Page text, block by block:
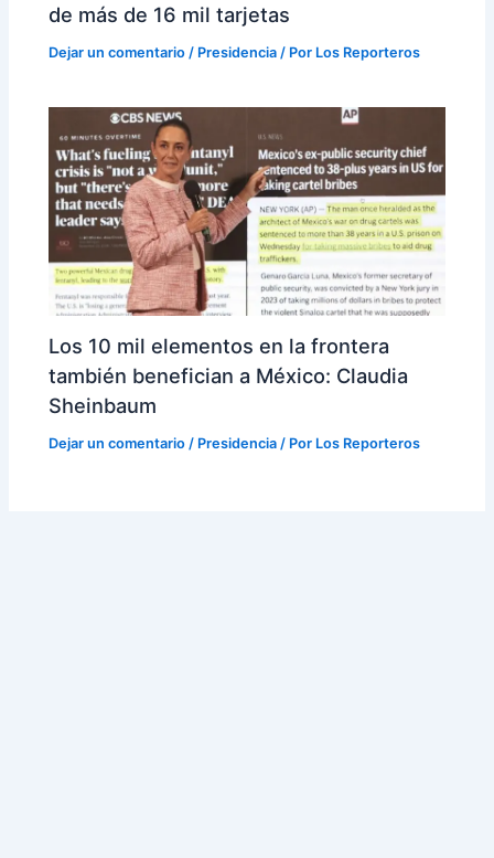
de más de 16 mil tarjetas
Dejar un comentario / Presidencia / Por Los Reporteros
Los 10 mil elementos en la frontera
también benefician a México: Claudia
Sheinbaum
Dejar un comentario / Presidencia / Por Los Reporteros